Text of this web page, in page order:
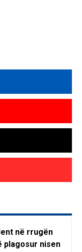
në rrugën
plagosur nisen